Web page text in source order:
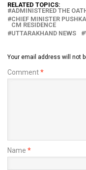
RELATED TOPICS:
ADMINISTERED THE
CHIEF MINISTER
CM RESIDENCE
UTTARAKHAND NEWS
Your email address will not
Comment*
Name *